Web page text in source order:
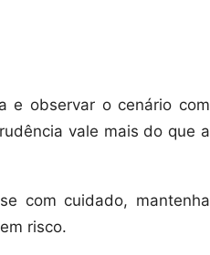
e observar o cenário com
vale mais do que a
com cuidado, mantenha
risco.